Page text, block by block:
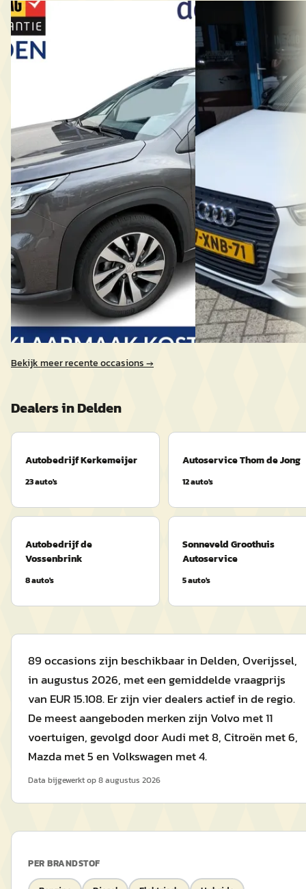
Nieuw binnen
B
Suzuki S-CROSS
1.5 Hybrid Style 1e Eig. Automaat NL-
Auto *Geen Afl. kosten
v.a. € 550/mnd
Marktconform
2023 · 49.978 km · Hybride · Automaat
Autobedrijf de Vossenbrink· Delden
4,7 40
3 dagen geleden geplaatst
Bekijk aanbieding →
Vergelijk
Audi A1
Hatchback 5 drs
€ 7.245
v.a. € 154/mnd
Scherp geprijsd
Handgeschakeld
Autobedrijf
Bekijk aanbieding →
Vergelijk
Bekijk meer recente occasions →
Dealers inDelden
Autobedrijf Kerkemeijer
23auto's
Autoservice Thom de Jong
12auto's
Autobedrijf de
Vossenbrink
8auto's
Sonneveld Groothuis
Autoservice
5auto's
89 occasions zijn beschikbaar in Delden, Overijssel,
in augustus 2026, met een gemiddelde vraagprijs
van EUR 15.108. Er zijn vier dealers actief in de regio.
De meest aangeboden merken zijn Volvo met 11
voertuigen, gevolgd door Audi met 8, Citroën met 6,
Mazda met 5 en Volkswagen met 4.
Data bijgewerkt op8 augustus 2026
PER BRANDSTOF